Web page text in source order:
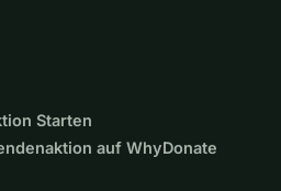
Starten
auf WhyDonate